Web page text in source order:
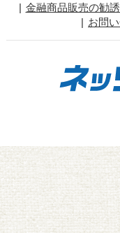
金融商品販売の勧
お問